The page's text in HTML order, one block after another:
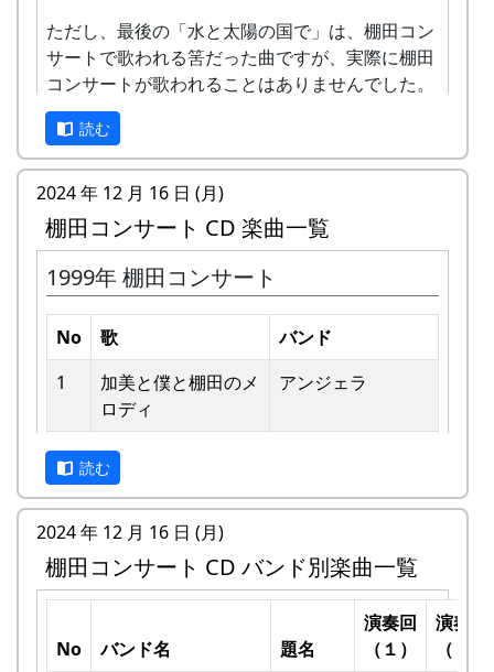
ただし、最後の「水と太陽の国で」は、棚田コン
サートで歌われる筈だった曲ですが、実際に棚田
コンサートが歌われることはありませんでした。
棚田のうた ～ふるさと加美の里へ～
私達メシポンバンドが若い頃連続出場を果たして
ガーの“坂庭省悟さん”を始め審査員の方が見守る
中、毎年優秀バンドが表彰されました。
私達は、この「棚田のうた ～ふるさと加美の里
へ～」で出場した年、“２位”に入ることができま
した。賞品は何と！「地元産の卵、半年分」でし
田んぼの真ん中で山積みの卵の箱を受け取り、バ
読む
2024 年 12 月 16 日 (月)
棚田コンサート CD 楽曲一覧
1999年 棚田コンサート
No 歌
バンド
1
加美と僕と棚⽥のメ
ロディ
アンジェラ
2 歌おうみんなで
3
ワンス・アンド・フ
4 僕の中のふるさと
H CORPORATION
読む
2024 年 12 月 16 日 (月)
棚田コンサート CD バンド別楽曲一覧
No バンド名 題名
演奏回
（１）
演奏回
（２）